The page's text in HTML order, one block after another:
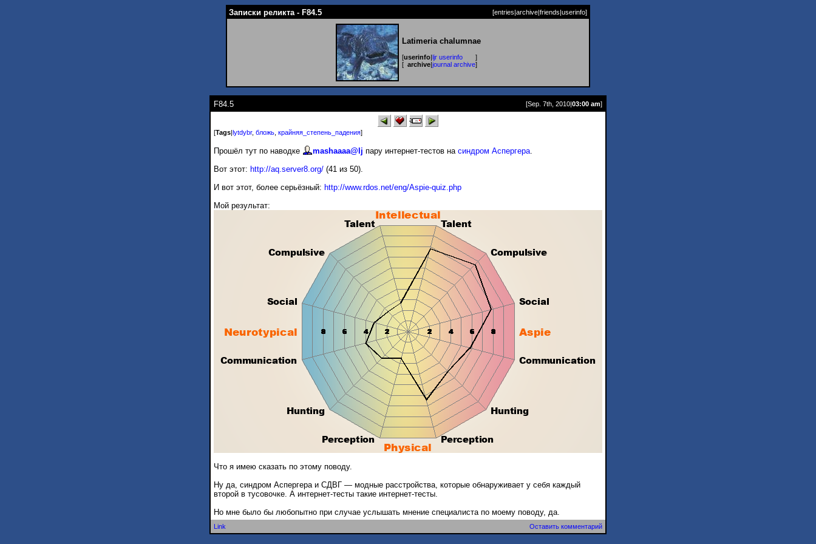
Записки реликта - F84.5 [entries|archive|friends|userinfo]
Latimeria chalumnae
[userinfo| ljr userinfo
]
[ archive| journal archive]
F84.5 [Sep. 7th, 2010| 03:00 am]
[Tags lytdybr, бложь крайняя_степень_падения]
Прошёл тут по наводке mashaaaa@lj пару интернет-тестов на синдром Аспергера.
Вот этот: http://aq.server8.org/ (41 из 50).
И вот этот, более серьёзный: http://www.rdos.net/eng/Aspie-quiz.php
Мой результат:
Что я имею сказать по этому поводу.
Ну да, синдром Аспергера и СДВГ — модные расстройства, которые обнаруживает у себя каждый
второй в тусовочке. А интернет-тесты такие интернет-тесты.
Но мне было бы любопытно при случае услышать мнение специалиста по моему поводу, да.
Link Оставить комментарий